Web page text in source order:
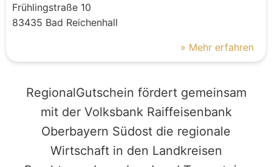
Frühlingstraße 10
83435 Bad Reichenhall
» Mehr erfahren
RegionalGutschein fördert gemeinsam
mit der Volksbank Raiffeisenbank
Oberbayern Südost die regionale
Wirtschaft in den Landkreisen